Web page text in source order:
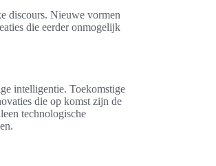
discours. Nieuwe vormen
die eerder onmogelijk
intelligentie. Toekomstige
die op komst zijn de
technologische